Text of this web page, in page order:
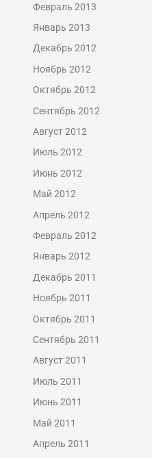
Февраль 2013
Январь 2013
Декабрь 2012
Ноябрь 2012
Октябрь 2012
Сентябрь 2012
Август 2012
Июль 2012
Июнь 2012
Май 2012
Апрель 2012
Февраль 2012
Январь 2012
Декабрь 2011
Ноябрь 2011
Октябрь 2011
Сентябрь 2011
Август 2011
Июль 2011
Июнь 2011
Май 2011
Апрель 2011